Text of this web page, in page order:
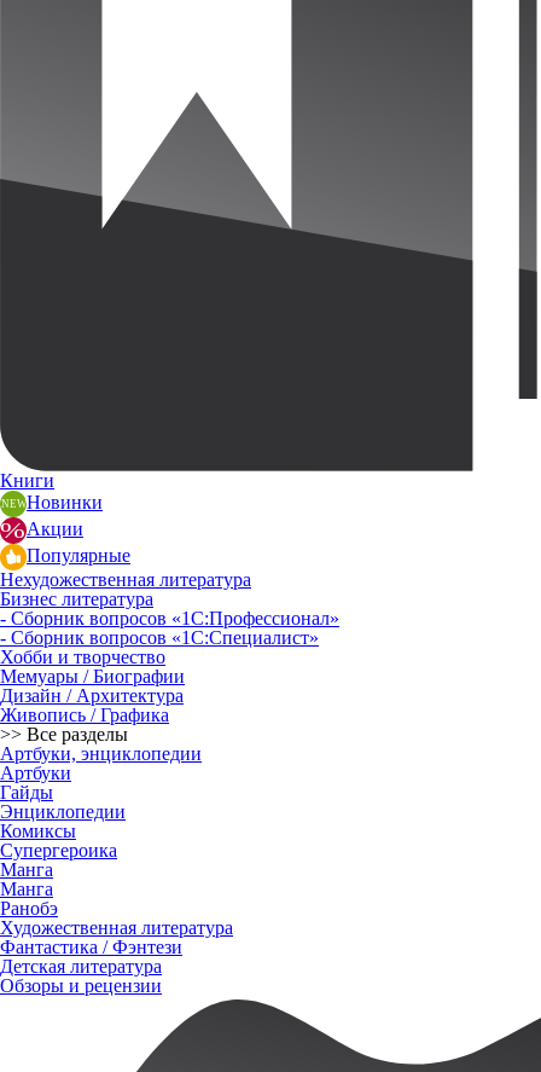
Книги
Новинки
Акции
Популярные
Нехудожественная литература
Бизнес литература
- Сборник вопросов «1С:Профессионал»
- Сборник вопросов «1С:Специалист»
Хобби и творчество
Мемуары / Биографии
Дизайн / Архитектура
Живопись / Графика
>> Все разделы
Артбуки, энциклопедии
Артбуки
Гайды
Энциклопедии
Комиксы
Супергероика
Манга
Манга
Ранобэ
Художественная литература
Фантастика / Фэнтези
Детская литература
Обзоры и рецензии